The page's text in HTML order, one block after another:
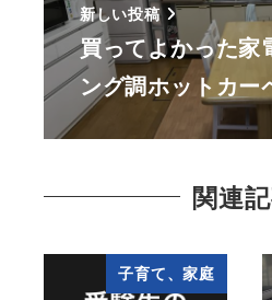
新しい投稿
買ってよかった
ング調ホットカー
関連
子育て、家庭